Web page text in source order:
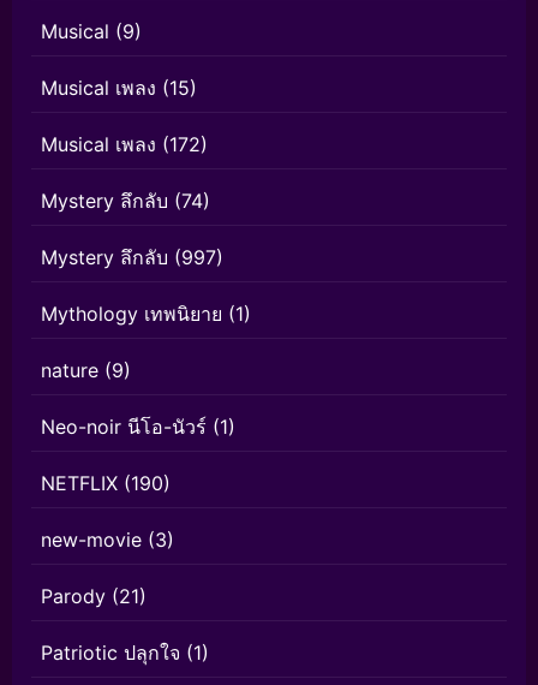
Musical (9)
Musical เพลง (15)
Musical เพลง (172)
Mystery ลึกลับ (74)
Mystery ลึกลับ (997)
Mythology เทพนิยาย (1)
nature (9)
Neo-noir นีโอ-นัวร์ (1)
NETFLIX (190)
new-movie (3)
Parody (21)
Patriotic ปลุกใจ (1)